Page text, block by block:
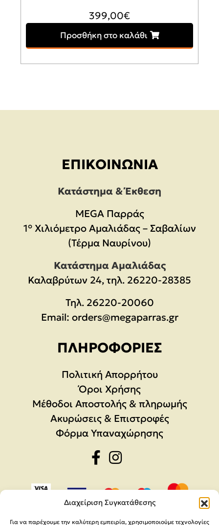
Διαχείριση Συγκατάθεσης
Για να παρέχουμε την καλύτερη εμπειρία, χρησιμοποιούμε τεχνολογίες
399,00€
Προσθήκη στο καλάθι
ΕΠΙΚΟΙΝΩΝΊΑ
Κατάστημα & Έκθεση
MEGA Παρράς
1° Χιλιόμετρο Αμαλιάδας – Σαβαλίων
(Τέρμα Ναυρίνου)
Κατάστημα Αμαλιάδας
Καλαβρύτων 24, τηλ. 26220-28385
Τηλ. 26220-20060
Email: orders@megaparras.gr
ΠΛΗΡΟΦΟΡΊΕΣ
Πολιτική Απορρήτου
Όροι Χρήσης
Μέθοδοι Αποστολής & πληρωμής
Ακυρώσεις & Επιστροφές
Φόρμα Υπαναχώρησης